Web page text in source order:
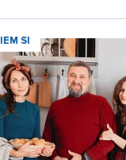
SI